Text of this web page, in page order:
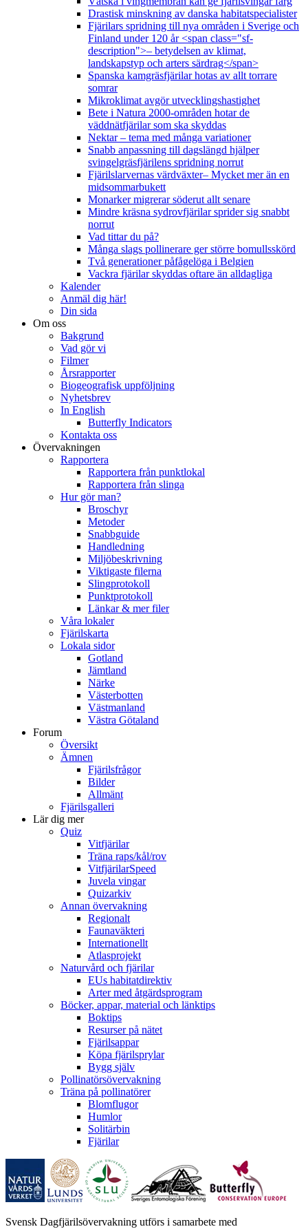
Drastisk minskning av danska habitatspecialister
Fjärilars spridning till nya områden i Sverige och
Finland under 120 år <span class="sf-
description">– betydelsen av klimat,
landskapstyp och arters särdrag</span>
Spanska kamgräsfjärilar hotas av allt torrare
somrar
Mikroklimat avgör utvecklingshastighet
Bete i Natura 2000-områden hotar de
väddnätfjärilar som ska skyddas
Nektar – tema med många variationer
Snabb anpassning till dagslängd hjälper
svingelgräsfjärilens spridning norrut
Fjärilslarvernas värdväxter– Mycket mer än en
midsommarbukett
Monarker migrerar söderut allt senare
Mindre kräsna sydrovfjärilar sprider sig snabbt
norrut
Vad tittar du på?
Många slags pollinerare ger större bomullsskörd
Två generationer påfågelöga i Belgien
Vackra fjärilar skyddas oftare än alldagliga
Kalender
Anmäl dig här!
Din sida
Om oss
Bakgrund
Vad gör vi
Filmer
Årsrapporter
Biogeografisk uppföljning
Nyhetsbrev
In English
Butterfly Indicators
Kontakta oss
Övervakningen
Rapportera
Rapportera från punktlokal
Rapportera från slinga
Hur gör man?
Broschyr
Metoder
Snabbguide
Handledning
Miljöbeskrivning
Viktigaste filerna
Slingprotokoll
Punktprotokoll
Länkar & mer filer
Våra lokaler
Fjärilskarta
Lokala sidor
Gotland
Jämtland
Närke
Västerbotten
Västmanland
Västra Götaland
Forum
Översikt
Ämnen
Fjärilsfrågor
Bilder
Allmänt
Fjärilsgalleri
Lär dig mer
Quiz
Vitfjärilar
Träna raps/kål/rov
VitfjärilarSpeed
Juvela vingar
Quizarkiv
Annan övervakning
Regionalt
Faunaväkteri
Internationellt
Atlasprojekt
Naturvård och fjärilar
EUs habitatdirektiv
Arter med åtgärdsprogram
Böcker, appar, material och länktips
Boktips
Resurser på nätet
Fjärilsappar
Köpa fjärilsprylar
Bygg själv
Pollinatörsövervakning
Träna på pollinatörer
Blomflugor
Humlor
Solitärbin
Fjärilar
Svensk Dagfjärilsövervakning utförs i samarbete med